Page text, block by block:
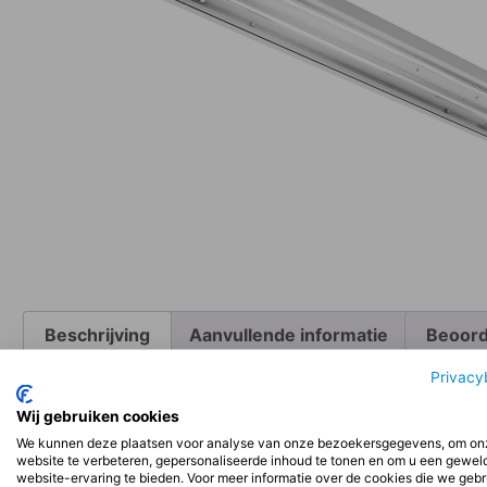
Wij gebruiken cookies
We kunnen deze plaatsen voor analyse van onze bezoekersgegevens, om
website te verbeteren, gepersonaliseerde inhoud te tonen en om u een
website-ervaring te bieden. Voor meer informatie over de cookies die we
Beschrijving Aanvullende informatie
Beschrijving
Installatie: